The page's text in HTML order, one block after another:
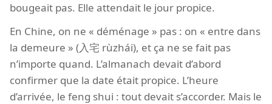
bougeait pas. Elle attendait le jour propice.
En Chine, on ne « déménage » pas : on « entre dans
la demeure » (入宅 rùzhái), et ça ne se fait pas
n’importe quand. L’almanach devait d’abord
confirmer que la date était propice. L’heure
d’arrivée, le feng shui : tout devait s’accorder. Mais le